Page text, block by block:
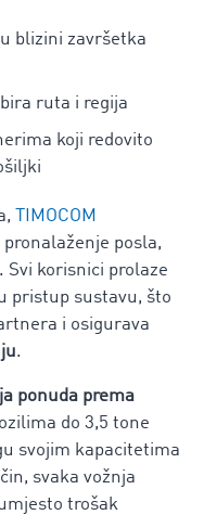
blizini završetka
ruta i regija
koji redovito
TIMOCOM
posla,
. Svi korisnici prolaze
pristup sustavu, što
i osigurava
.
ponuda prema
do 3,5 tone
svojim kapacitetima
svaka vožnja
trošak